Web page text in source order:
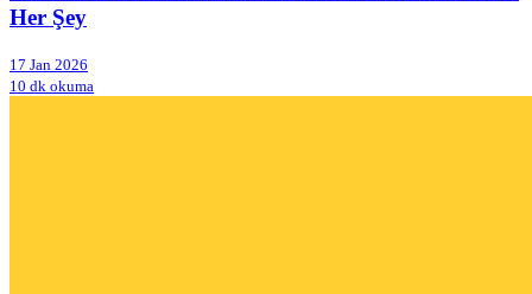
Her Şey
17 Jan 2026
10 dk okuma